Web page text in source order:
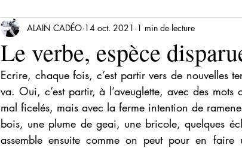
Le verbe, espèce
ALAIN CADÉO 14 oct. 2021 1 min de lecture
Ecrire, chaque fois, c’est partir vers de nouvelles
va. Oui, c’est partir, à l’aveuglette, avec des
mal ficelés, mais avec la ferme intention de
bois, une plume de geai, une bricole, quelques
assemble ensuite comme on peut pour en